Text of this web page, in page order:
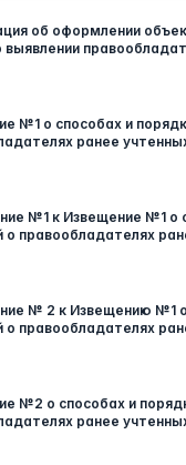
об оформлении
выявлении
№1 о способах и
ранее
№1 к Извещение №1 о
о правообладателях
№ 2 к Извещению №1 о
о правообладателях
№2 о способах и
ранее